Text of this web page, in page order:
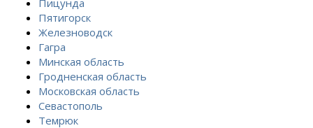
Пятигорск
Железноводск
Гагра
Минская область
Гродненская область
Московская область
Севастополь
Темрюк